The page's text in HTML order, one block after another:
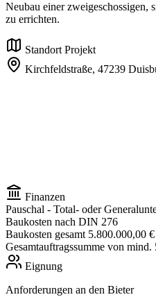
Neubau einer
zu errichten.
Standort Projekt
Kirchfeldstraße, 47239
Finanzen
Pauschal - Total- oder
Baukosten nach DIN 276
Baukosten gesamt 5.800.000,00 €
Gesamtauftragssumme von
Eignung
Anforderungen an den Bieter